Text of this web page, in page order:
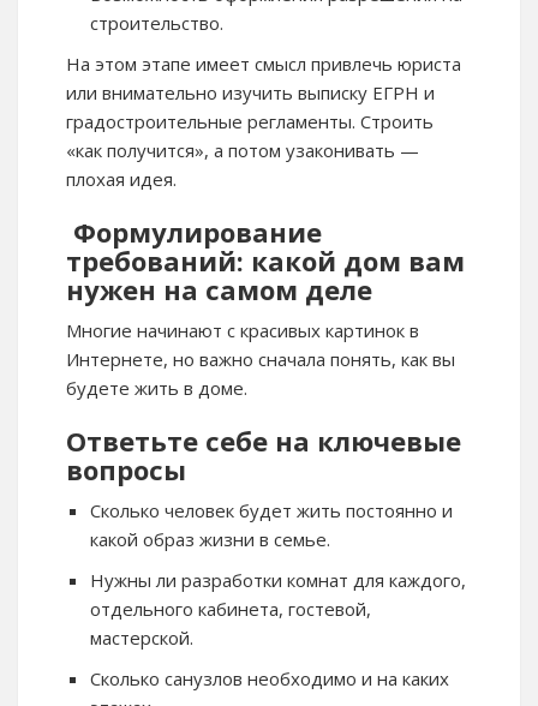
строительство.
На этом этапе имеет смысл привлечь юриста
или внимательно изучить выписку ЕГРН и
градостроительные регламенты. Строить
«как получится», а потом узаконивать —
плохая идея.
Формулирование
требований: какой дом вам
нужен на самом деле
Многие начинают с красивых картинок в
Интернете, но важно сначала понять, как вы
будете жить в доме.
Ответьте себе на ключевые
вопросы
Сколько человек будет жить постоянно и
какой образ жизни в семье.
Нужны ли разработки комнат для каждого,
отдельного кабинета, гостевой,
мастерской.
Сколько санузлов необходимо и на каких